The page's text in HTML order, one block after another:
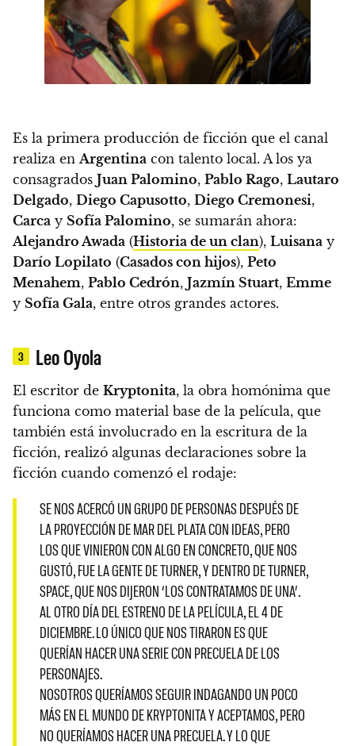
Es la primera producción de ficción que el canal
realiza enArgentina con talento local. A los ya
consagrados Juan Palomino, Pablo Rago, Lautaro
Delgado, Diego Capusotto, Diego Cremonesi,
Carca y Sofía Palomino, se sumarán ahora:
Alejandro Awada (Historia de un clan), Luisana y
Darío Lopilato (Casados con hijos), Peto
Menahem, Pablo Cedrón, Jazmín Stuart, Emme
y Sofía Gala, entre otros grandes actores.
3 Leo Oyola
El escritor de Kryptonita, la obra homónima que
funciona como material base de la película, que
también está involucrado en la escritura de la
ficción, realizó algunas declaraciones sobre la
ficción cuando comenzó el rodaje:
SE NOS ACERCÓ UN GRUPO DE PERSONAS DESPUÉS DE
LA PROYECCIÓN DE MAR DEL PLATA CON IDEAS, PERO
LOS QUE VINIERON CON ALGO EN CONCRETO, QUE NOS
GUSTÓ, FUE LA GENTE DE TURNER, Y DENTRO DE TURNER,
SPACE, QUE NOS DIJERON ‘LOS CONTRATAMOS DE UNA’.
AL OTRO DÍA DEL ESTRENO DE LA PELÍCULA, EL 4 DE
DICIEMBRE. LO ÚNICO QUE NOS TIRARON ES QUE
QUERÍAN HACER UNA SERIE CON PRECUELA DE LOS
PERSONAJES.
NOSOTROS QUERÍAMOS SEGUIR INDAGANDO UN POCO
MÁS EN EL MUNDO DE KRYPTONITA Y ACEPTAMOS, PERO
NO QUERÍAMOS HACER UNA PRECUELA. Y LO QUE